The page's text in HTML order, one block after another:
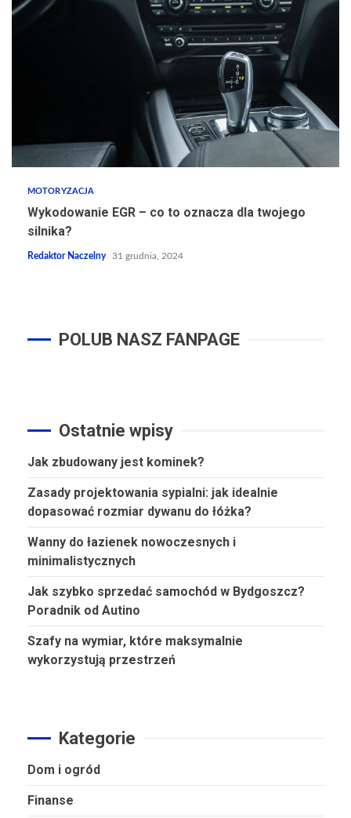
MOTORYZACJA
Wykodowanie EGR – co to oznacza dla twojego
silnika?
Redaktor Naczelny 31 grudnia, 2024
POLUB NASZ FANPAGE
Ostatnie wpisy
Jak zbudowany jest kominek?
Zasady projektowania sypialni: jak idealnie
dopasować rozmiar dywanu do łóżka?
Wanny do łazienek nowoczesnych i
minimalistycznych
Jak szybko sprzedać samochód w Bydgoszcz?
Poradnik od Autino
Szafy na wymiar, które maksymalnie
wykorzystują przestrzeń
Kategorie
Dom i ogród
Finanse